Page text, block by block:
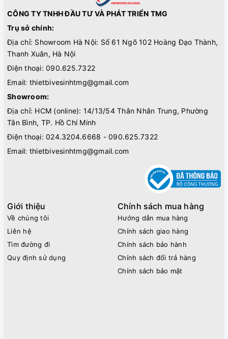
CÔNG TY TNHH ĐẦU TƯ VÀ PHÁT TRIỂN TMG
Trụ sở chính:
Địa chỉ: Showroom Hà Nội: Số 61 Ngõ 102 Hoàng Đạo Thành,
Thanh Xuân, Hà Nội
Điện thoại: 090.625.7322
Email: thietbivesinhtmg@gmail.com
Showroom:
Địa chỉ: HCM (online): 14/13/54 Thân Nhân Trung, Phường
Tân Bình, TP. Hồ Chí Minh
Điện thoại: 024.3204.6668 - 090.625.7322
Email: thietbivesinhtmg@gmail.com
Giới thiệu
Về chúng tôi
Liên hệ
Tìm đường đi
Quy định sử dụng
Chính sách mua hàng
Hướng dẫn mua hàng
Chính sách giao hàng
Chính sách bảo hành
Chính sách đổi trả hàng
Chính sách bảo mật